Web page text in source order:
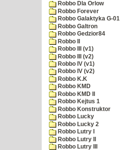
Robbo Dla Orlow
Robbo Forever
Robbo Galaktyka G-01
Robbo Galtron
Robbo Gedzior84
Robbo II
Robbo III (v1)
Robbo III (v2)
Robbo IV (v1)
Robbo IV (v2)
Robbo K.K
Robbo KMD
Robbo KMD II
Robbo Kejtus 1
Robbo Konstruktor
Robbo Lucky
Robbo Lucky 2
Robbo Lutry I
Robbo Lutry II
Robbo Lutry III